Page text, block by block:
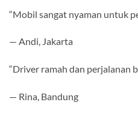
“Mobil sangat nyaman untuk
— Andi, Jakarta
“Driver ramah dan perjalanan
— Rina, Bandung